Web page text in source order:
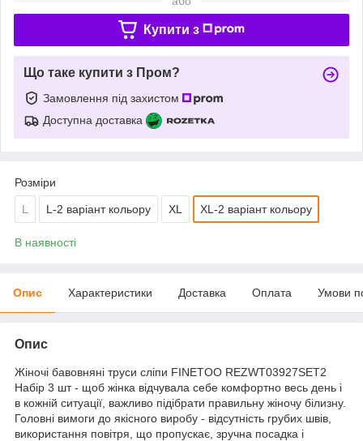
Купити з
Що таке купити з Пром?
Замовлення під захистом
Доступна доставка
Розміри
L L-2 варіант кольору XL XL-2 варіант кольору
В наявності
Опис Характеристики Доставка Оплата Умови
Опис
Жіночі бавовняні труси сліпи FINETOO REZWT03927SET2
Набір 3 шт - щоб жінка відчувала себе комфортно весь день і
в кожній ситуації, важливо підібрати правильну жіночу білизну.
Головні вимоги до якісного виробу - відсутність грубих швів,
використання повітря, що пропускає, зручна посадка і